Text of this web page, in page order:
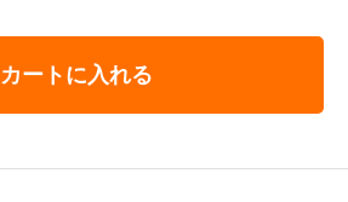
カートに入れる